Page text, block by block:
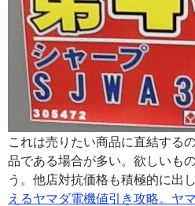
これは売りたい商品に直結する
品である場合が多い。欲しいも
う。他店対抗価格も積極的に出
えるヤマダ電機値引き攻略。ヤ